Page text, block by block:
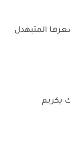
المتبهدل
يكريم